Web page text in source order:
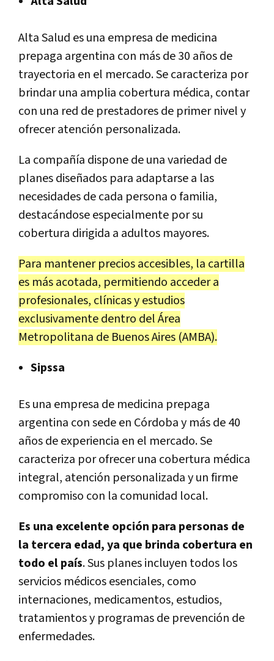
Alta Salud es una empresa de medicina
prepaga argentina con más de 30 años de
trayectoria en el mercado. Se caracteriza por
brindar una amplia cobertura médica, contar
con una red de prestadores de primer nivel y
ofrecer atención personalizada.
La compañía dispone de una variedad de
planes diseñados para adaptarse a las
necesidades de cada persona o familia,
destacándose especialmente por su
cobertura dirigida a adultos mayores.
Para mantener precios accesibles, la cartilla
es más acotada, permitiendo acceder a
profesionales, clínicas y estudios
exclusivamente dentro del Área
Metropolitana de Buenos Aires (AMBA).
Sipssa
Es una empresa de medicina prepaga
argentina con sede en Córdoba y más de 40
años de experiencia en el mercado. Se
caracteriza por ofrecer una cobertura médica
integral, atención personalizada y un firme
compromiso con la comunidad local.
Es una excelente opción para personas de
la tercera edad, ya que brinda cobertura en
todo el país. Sus planes incluyen todos los
servicios médicos esenciales, como
internaciones, medicamentos, estudios,
tratamientos y programas de prevención de
enfermedades.